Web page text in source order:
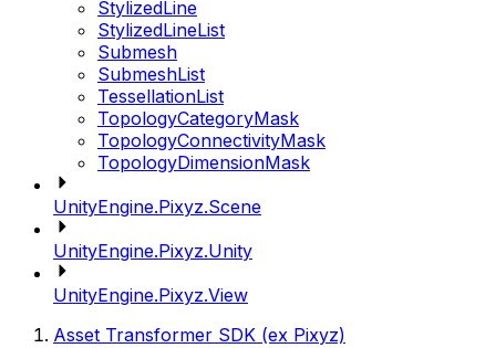
StylizedLine
StylizedLineList
Submesh
SubmeshList
TessellationList
TopologyCategoryMask
TopologyConnectivityMask
TopologyDimensionMask
UnityEngine.Pixyz.Scene
UnityEngine.Pixyz.Unity
UnityEngine.Pixyz.View
Asset Transformer SDK (ex Pixyz)